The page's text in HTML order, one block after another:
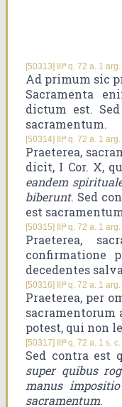
[50313] IIIª q. 72 a. 1 arg.
Ad primum sic
Sacramenta
dictum est.
sacramentum.
[50314] IIIª q. 72 a. 1 arg.
Praeterea,
dicit, I Cor. X,
eandem
biberunt. Sed
est
[50315] IIIª q. 72 a. 1 arg.
Praeterea,
confirmatione
decedentes
[50316] IIIª q. 72 a. 1
Praeterea, per
sacramentorum
potest, qui non
[50317] IIIª q. 72 a. 1 s. c.
Sed contra est
super quibus
manus
sacramentum.